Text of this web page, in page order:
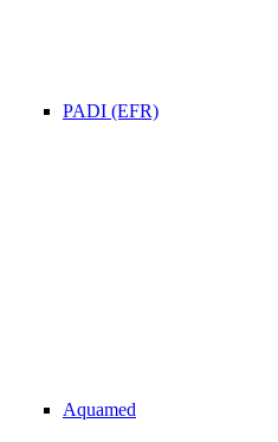
PADI (EFR)
Aquamed